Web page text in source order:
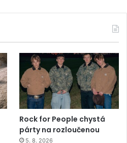
Rock for People chystá
párty na rozloučenou
5. 8. 2026